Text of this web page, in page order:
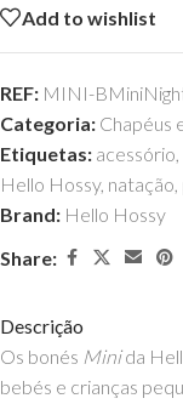
Add to wishlist
REF: MINI-
Categoria: Chapéus
Etiquetas: acessório,
Hello Hossy, natação,
Brand: Hello Hossy
Share:
Descrição
Os bonés Minida
bebés e crianças